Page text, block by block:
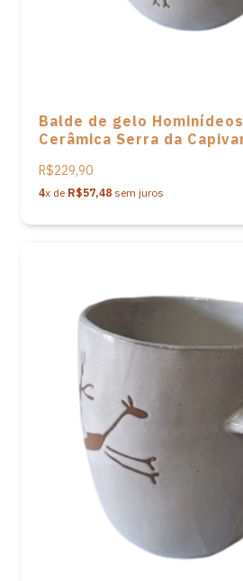
Balde de gelo
Cerâmica Serra da
R$229,90
4x de R$57,48 sem juros